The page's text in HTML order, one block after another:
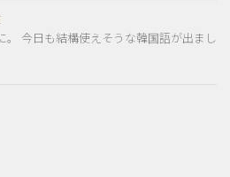
。 今日も結構使えそうな韓国語が出まし